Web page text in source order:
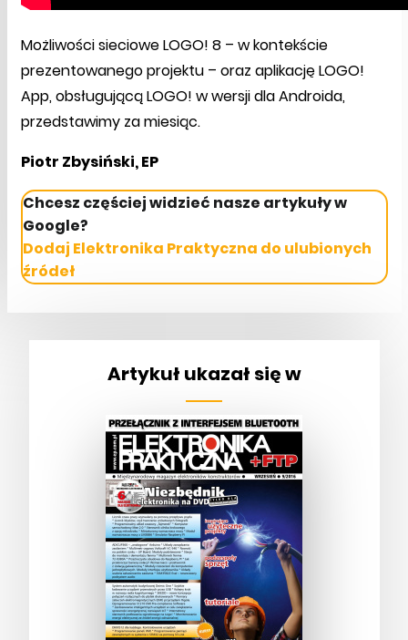
Możliwości sieciowe LOGO! 8 – w kontekście
prezentowanego projektu – oraz aplikację LOGO!
App, obsługującą LOGO! w wersji dla Androida,
przedstawimy za miesiąc.
Piotr Zbysiński, EP
Chcesz częściej widzieć nasze artykuły w
Google?
Dodaj Elektronika Praktyczna do ulubionych
źródeł
Artykuł ukazał się w